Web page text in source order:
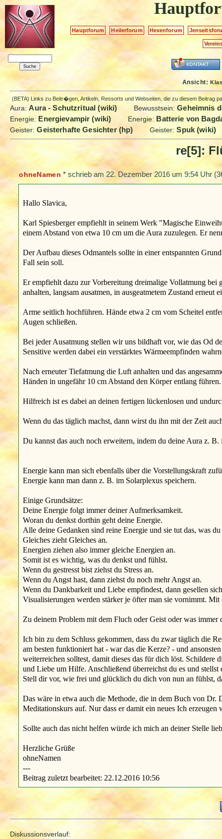
Hauptforum Heilerforum Hexenforum
Ansicht:
(BETA) Links zu Beitr�gen, Artikeln, Ressorts und Webseiten, die zu diesem Beitrag
Aura:Aura - Schutzritual (wiki) Bewusstsein:Geheimnis
Energie: Energievampir (wiki) Energie: Batterie von
Geister:Geisterhafte Gesichter (hp) Geister:Spuk (wiki)
re[5]:
ohneNamen * schrieb am 22. Dezember 2016 um 9:54 Uhr
Hallo Slavica,
Karl Spiesberger empfiehlt in seinem Werk "Magische
einem Abstand von etwa 10 cm um die Aura zuzulegen. Er
Der Aufbau dieses Odmantels sollte in einer entspannten
Fall sein soll.
Er empfiehlt dazu zur Vorbereitung dreimalige Vollatmung
anhalten, langsam ausatmen, in ausgeatmetem Zustand
Arme seitlich hochführen. Hände etwa 2 cm vom Scheitel
Augen schließen.
Bei jeder Ausatmung stellen wir uns bildhaft vor, wie das Od
Sensitive werden dabei ein verstärktes Wärmeempfinden
Nach erneuter Tiefatmung die Luft anhalten und das
Händen in ungefähr 10 cm Abstand den Körper entlang führen.
Hilfreich ist es dabei an deinen fertigen lückenlosen und
Wenn du das täglich machst, dann wirst du ihn mit der Zeit
Du kannst das auch noch erweitern, indem du deine Aura z.
Energie kann man sich ebenfalls über die Vorstellungskraft
Energie kann man dann z. B. im Solarplexus speichern.
Einige Grundsätze:
Deine Energie folgt immer deiner Aufmerksamkeit.
Woran du denkst dorthin geht deine Energie.
Alle deine Gedanken sind reine Energie und sie tut das, was
Gleiches zieht Gleiches an.
Energien ziehen also immer gleiche Energien an.
Somit ist es wichtig, was du denkst und fühlst.
Wenn du gestresst bist ziehst du Stress an.
Wenn du Angst hast, dann ziehst du noch mehr Angst an.
Wenn du Dankbarkeit und Liebe empfindest, dann gesellen
Visualisierungen werden stärker je öfter man sie vornimmt.
Zu deinem Problem mit dem Fluch oder Geist oder was
Ich bin zu dem Schluss gekommen, dass du zwar täglich die
am besten funktioniert hat - war das die Kerze? - und
weiterreichen solltest, damit dieses das für dich löst.
und Liebe um Hilfe. Anschließend überreichst du es und
Stell dir vor, wie frei und glücklich du dich von nun an fühlst,
Das wäre in etwa auch die Methode, die in dem Buch von Dr.
Meditationskurs auf. Nur dass er damit ein neues Ich
Sollte auch das nicht helfen würde ich mich an deiner Stelle
Herzliche Grüße
ohneNamen
---
Beitrag zuletzt bearbeitet: 22.12.2016 10:56
Diskussionsverlauf: